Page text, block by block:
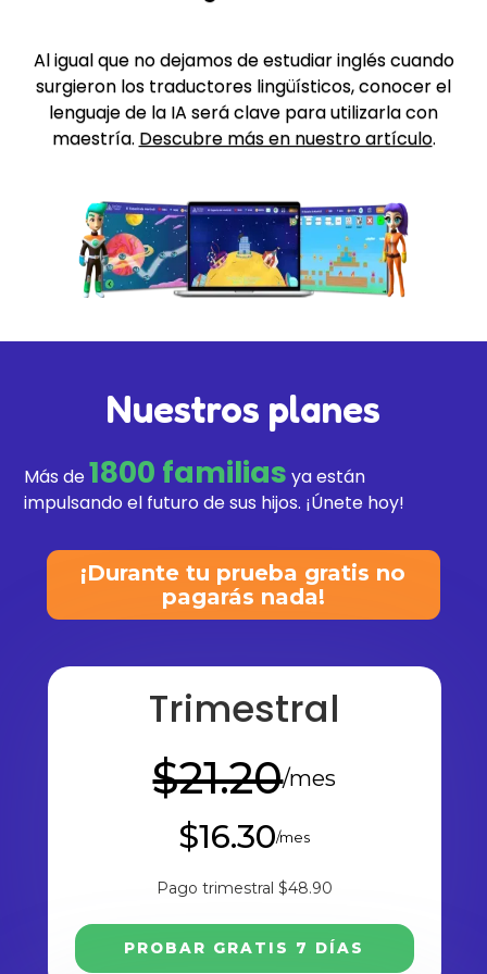
Al igual que no dejamos de estudiar inglés cuando
surgieron los traductores lingüísticos, conocer el
lenguaje de la IA será clave para utilizarla con
maestría. Descubre más en nuestro artículo.
Nuestros planes
Más de1800 familias ya están
impulsando el futuro de sus hijos. ¡Únete hoy!
¡Durante tu prueba gratis no
pagarás nada!
Trimestral
$21.20/mes
$16.30/mes
Pago trimestral $48.90
PROBAR GRATIS 7 DÍAS